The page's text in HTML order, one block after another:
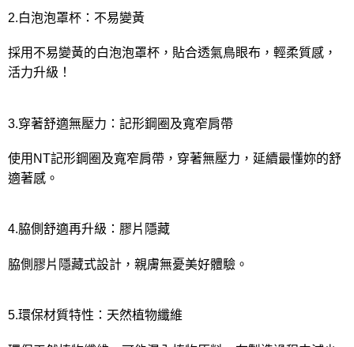
2.白泡泡罩杯：不易變黃
採用不易變黃的白泡泡罩杯，貼合透氣鳥眼布，輕柔質感，
活力升級！
3.穿著舒適無壓力：記形鋼圈及寬窄肩帶
使用NT記形鋼圈及寬窄肩帶，穿著無壓力，延續最懂妳的舒
適著感。
4.脇側舒適再升級：膠片隱藏
脇側膠片隱藏式設計，親膚無憂美好體驗。
5.環保材質特性：天然植物纖維